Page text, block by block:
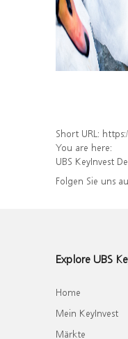
Short URL: https://
You are here:
UBS KeyInvest
Folgen Sie uns
Explore UBS
Home
Mein KeyInvest
Märkte